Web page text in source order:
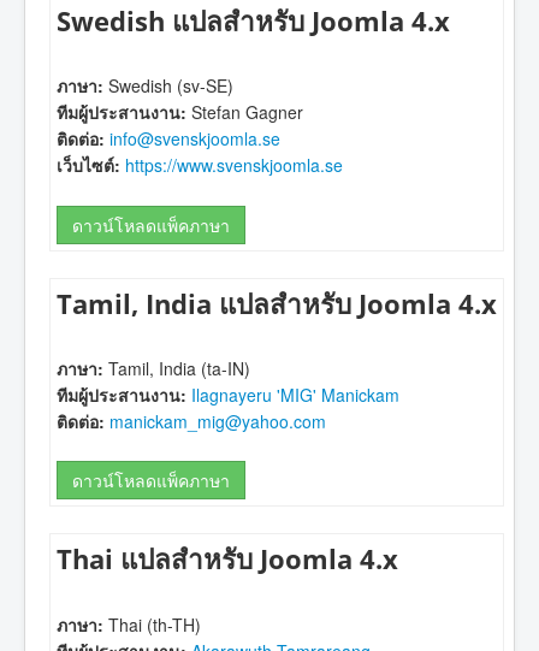
Swedish แปลสำหรับ Joomla 4.x
ภาษา: Swedish (sv-SE)
ทีมผู้ประสานงาน: Stefan Gagner
ติดต่อ: info@svenskjoomla.se
เว็บไซต์: https://www.svenskjoomla.se
ดาวน์โหลดแพ็คภาษา
Tamil, India แปลสำหรับ Joomla 4.x
ภาษา: Tamil, India (ta-IN)
ทีมผู้ประสานงาน: Ilagnayeru 'MIG' Manickam
ติดต่อ: manickam_mig@yahoo.com
ดาวน์โหลดแพ็คภาษา
Thai แปลสำหรับ Joomla 4.x
ภาษา: Thai (th-TH)